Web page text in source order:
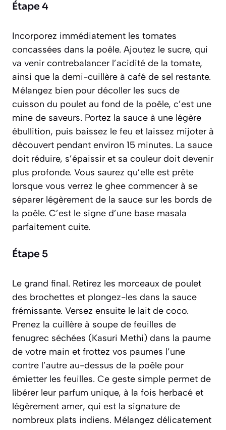
Étape 4
Incorporez immédiatement les tomates
concassées dans la poêle. Ajoutez le sucre, qui
va venir contrebalancer l’acidité de la tomate,
ainsi que la demi-cuillère à café de sel restante.
Mélangez bien pour décoller les sucs de
cuisson du poulet au fond de la poêle, c’est une
mine de saveurs. Portez la sauce à une légère
ébullition, puis baissez le feu et laissez mijoter à
découvert pendant environ 15 minutes. La sauce
doit réduire, s’épaissir et sa couleur doit devenir
plus profonde. Vous saurez qu’elle est prête
lorsque vous verrez le ghee commencer à se
séparer légèrement de la sauce sur les bords de
la poêle. C’est le signe d’une base masala
parfaitement cuite.
Étape 5
Le grand final. Retirez les morceaux de poulet
des brochettes et plongez-les dans la sauce
frémissante. Versez ensuite le lait de coco.
Prenez la cuillère à soupe de feuilles de
fenugrec séchées (Kasuri Methi) dans la paume
de votre main et frottez vos paumes l’une
contre l’autre au-dessus de la poêle pour
émietter les feuilles. Ce geste simple permet de
libérer leur parfum unique, à la fois herbacé et
légèrement amer, qui est la signature de
nombreux plats indiens. Mélangez délicatement